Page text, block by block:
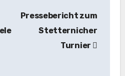
Pressebericht zum
Stetternicher
Turnier